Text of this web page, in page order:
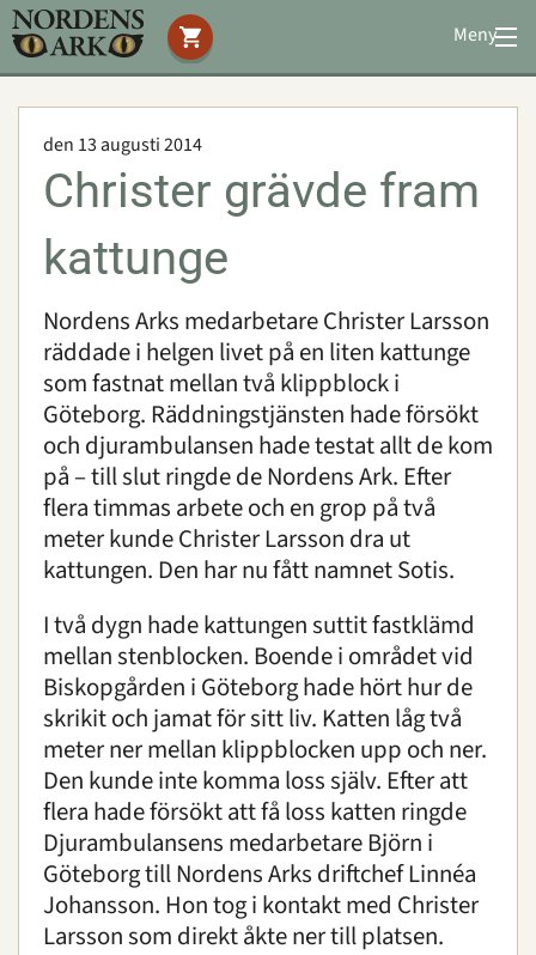
Meny
Stöd oss
Bevarande
Konferens
Om oss | Öppettider | Press
Sök
den 13 augusti 2014
Christer grävde fram
kattunge
Nordens Arks medarbetare Christer Larsson
räddade i helgen livet på en liten kattunge
som fastnat mellan två klippblock i
Göteborg. Räddningstjänsten hade försökt
och djurambulansen hade testat allt de kom
på – till slut ringde de Nordens Ark. Efter
flera timmas arbete och en grop på två
meter kunde Christer Larsson dra ut
kattungen. Den har nu fått namnet Sotis.
I två dygn hade kattungen suttit fastklämd
mellan stenblocken. Boende i området vid
Biskopgården i Göteborg hade hört hur de
skrikit och jamat för sitt liv. Katten låg två
meter ner mellan klippblocken upp och ner.
Den kunde inte komma loss själv. Efter att
flera hade försökt att få loss katten ringde
Djurambulansens medarbetare Björn i
Göteborg till Nordens Arks driftchef Linnéa
Johansson. Hon tog i kontakt med Christer
Larsson som direkt åkte ner till platsen.